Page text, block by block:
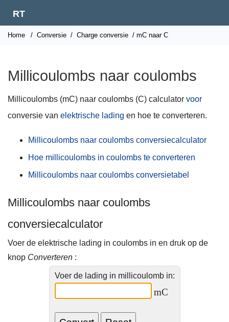
RT
Home / Conversie / Charge conversie / mC naar C
Millicoulombs naar coulombs
Millicoulombs (mC) naar coulombs (C) calculator voor
conversie van elektrische lading en hoe te converteren.
Millicoulombs naar coulombs conversiecalculator
Hoe millicoulombs in coulombs te converteren
Millicoulombs naar coulombs conversietabel
Millicoulombs naar coulombs
conversiecalculator
Voer de elektrische lading in coulombs in en druk op de
knop Converteren :
Voer de lading in millicoulomb in:
mC